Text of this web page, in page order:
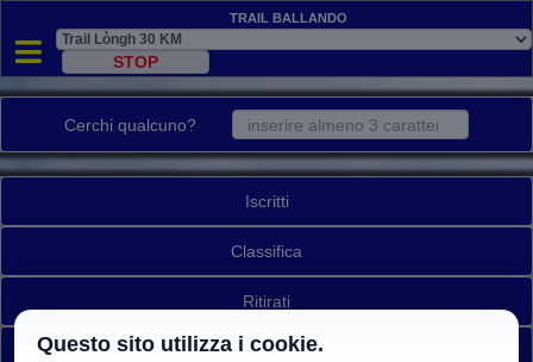
Trail Ballando
Cerchi qualcuno?
Iscritti
Classifica
Ritirati
Torna a elenco gare
Questo sito utilizza i cookie.